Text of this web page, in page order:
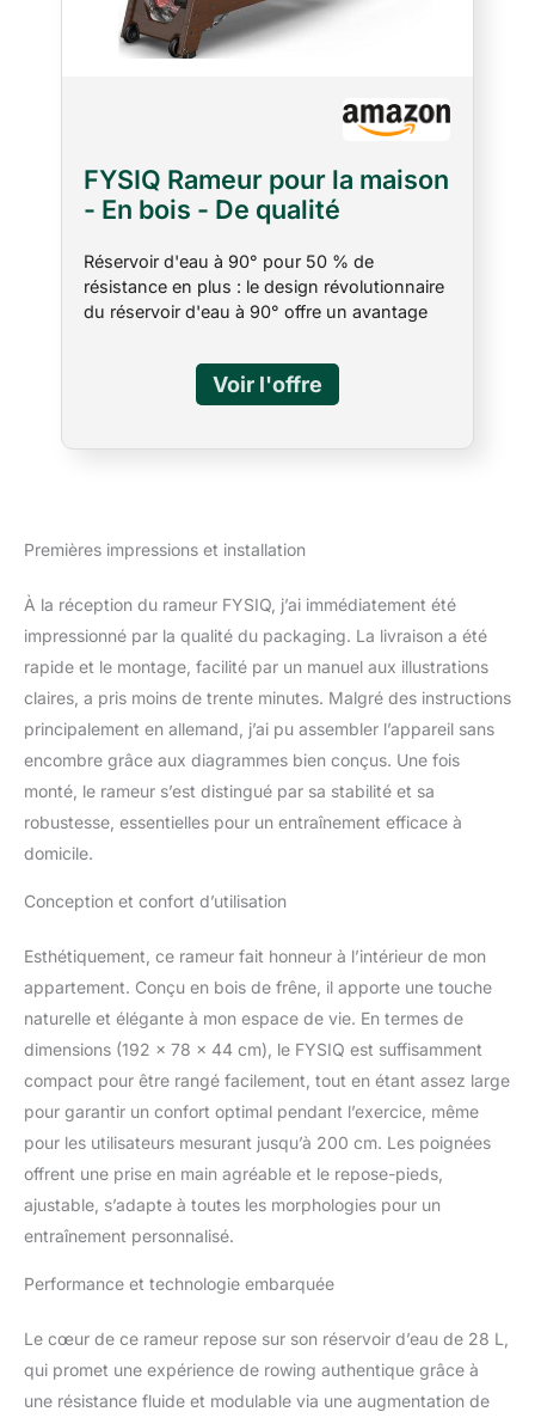
FYSIQ Rameur pour la maison
- En bois - De qualité
d'eau à 90° pour 50 % de
résistance en plus - Avec
écran Bluetooth - Taille
maximale de l'utilisateur :
200 cm - Gris
Réservoir d'eau à 90° pour 50 % de
résistance en plus : le design révolutionnaire
du réservoir d'eau à 90° offre un avantage
traditionnels, en augmentant la résistance de
50 % impressionnante. Cette résistance
supplémentaire vous permet de réaliser des
robuste et de qualité supérieure : fabriqué en
FYSIQ FR80 convainc par sa qualité et sa
durabilité exceptionnelles. À chaque achat,
vous soutenez une gestion forestière
responsable. La construction robuste offre
non seulement un aspect attrayant, mais
aussi une performance durable. Avec une
capacité de charge impressionnante de 182
kg, vous pouvez vous entraîner en toute
confiance Entraînement confortable pour
toutes les tailles. Le design innovant du rail
surélevé soulève le siège à 32 cm du sol, ce
genoux. Cette position assise plus élevée
charge sur le bas du dos, ce qui rend votre
entraînement plus confortable et plus
ergonomique. Avec une longueur de rail de
105 cm, il est idéal pour les utilisateurs
jusqu'à 2 m. Un must pour tous ceux qui
apprécient un entraînement efficace et
agréable Moniteur intelligent Bluetooth pour
un contrôle de fitness ultime : avec le
moniteur compatible Bluetooth, vous gardez
toujours un œil sur vos mesures de remise
en forme. Suivez en toute transparence les
statistiques d'entraînement importantes
calories brûlées, le nombre de battements, le
Grâce à la compatibilité avec l'application
Kinomap, profitez d'entraînements interactifs
et d'itinéraires mondiaux qui rendent votre
entraînement encore plus excitant. Parfait
Premières impressions et installation
À la réception du rameur FYSIQ, j’ai immédiatement été
impressionné par la qualité du packaging. La livraison a été
rapide et le montage, facilité par un manuel aux illustrations
claires, a pris moins de trente minutes. Malgré des instructions
principalement en allemand, j’ai pu assembler l’appareil sans
encombre grâce aux diagrammes bien conçus. Une fois
monté, le rameur s’est distingué par sa stabilité et sa
robustesse, essentielles pour un entraînement efficace à
domicile.
Conception et confort d’utilisation
Esthétiquement, ce rameur fait honneur à l’intérieur de mon
appartement. Conçu en bois de frêne, il apporte une touche
naturelle et élégante à mon espace de vie. En termes de
dimensions (192 x 78 x 44 cm), le FYSIQ est suffisamment
compact pour être rangé facilement, tout en étant assez large
pour garantir un confort optimal pendant l’exercice, même
pour les utilisateurs mesurant jusqu’à 200 cm. Les poignées
offrent une prise en main agréable et le repose-pieds,
ajustable, s’adapte à toutes les morphologies pour un
entraînement personnalisé.
Performance et technologie embarquée
Le cœur de ce rameur repose sur son réservoir d’eau de 28 L,
qui promet une expérience de rowing authentique grâce à
une résistance fluide et modulable via une augmentation de